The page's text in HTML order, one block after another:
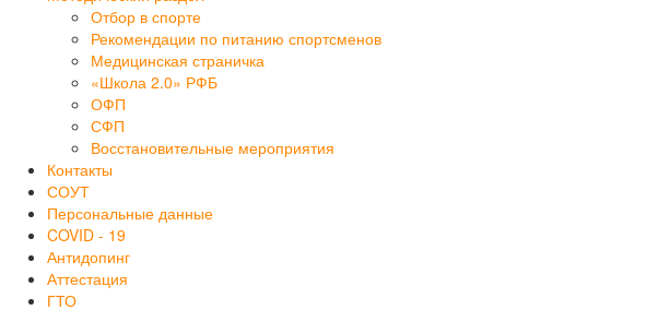
Отбор в спорте
Рекомендации по питанию спортсменов
Медицинская страничка
«Школа 2.0» РФБ
ОФП
СФП
Восстановительные мероприятия
Контакты
СОУТ
Персональные данные
COVID - 19
Антидопинг
Аттестация
ГТО